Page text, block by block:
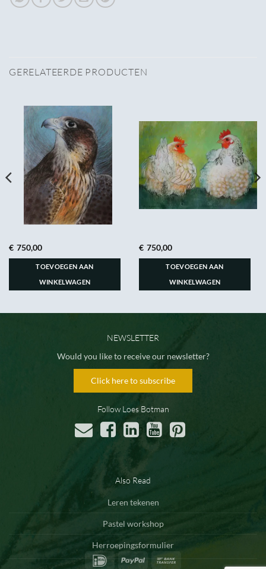
GERELATEERDE PRODUCTEN
€ 750,00
TOEVOEGEN AAN
WINKELWAGEN
€ 750,00
TOEVOEGEN AAN
WINKELWAGEN
NEWSLETTER
Would you like to receive our newsletter?
Click here to subscribe
Follow Loes Botman
Also Read
Leren tekenen
Pastel workshop
Herroepingsformulier
IDeal
PayPal